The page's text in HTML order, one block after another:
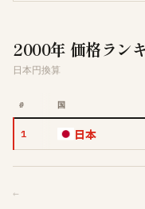
2000年 価格ラン
日本円換算
# 国
1 日本
←